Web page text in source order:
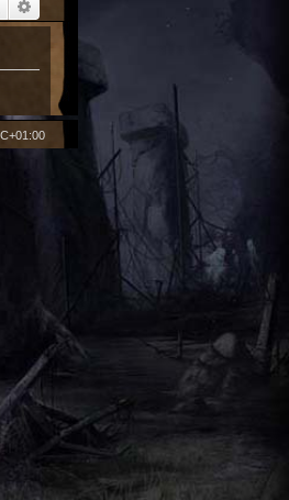
Rechercher